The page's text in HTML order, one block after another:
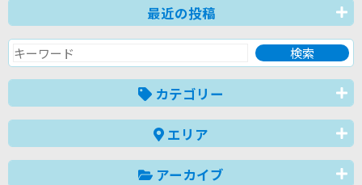
最近の投稿
カテゴリー
エリア
アーカイブ